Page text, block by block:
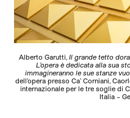
Alberto Garutti, Il grande tetto
L’opera è dedicata alla sua
immagineranno le sue stanze
dell’opera presso Ca’ Corniani,
internazionale per le tre soglie di
Italia –